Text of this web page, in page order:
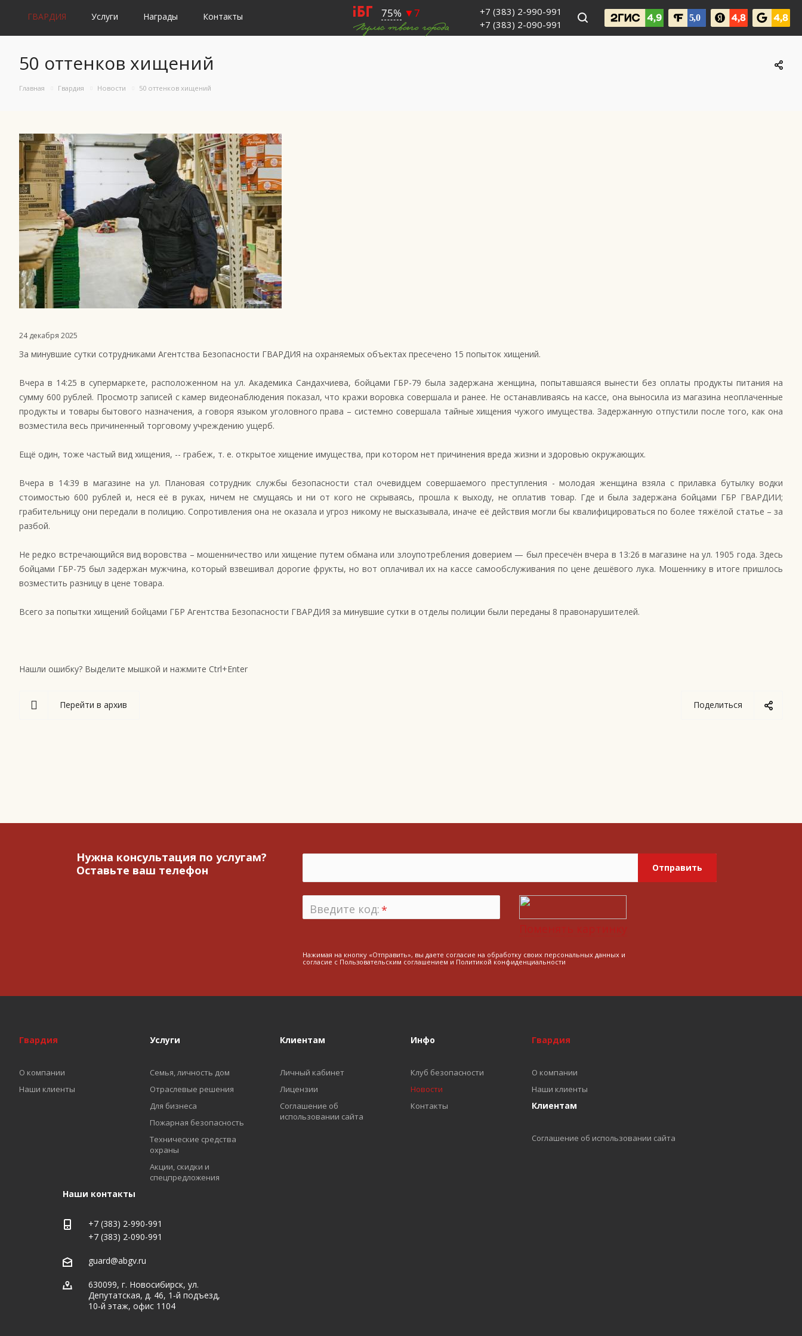
ГВАРДИЯ Услуги Награды Контакты
+7 (383) 2-990-991
+7 (383) 2-090-991
50 оттенков хищений
Главная Гвардия Новости 50 оттенков хищений
24 декабря 2025
За минувшие сутки сотрудниками Агентства Безопасности ГВАРДИЯ на охраняемых объектах пресечено 15 попыток хищений.
Вчера в 14:25 в супермаркете, расположенном на ул. Академика Сандахчиева, бойцами ГБР-79 была задержана женщина, попытавшаяся вынести без оплаты продукты питания на
сумму 600 рублей. Просмотр записей с камер видеонаблюдения показал, что кражи воровка совершала и ранее. Не останавливаясь на кассе, она выносила из магазина неоплаченные
продукты и товары бытового назначения, а говоря языком уголовного права – системно совершала тайные хищения чужого имущества. Задержанную отпустили после того, как она
возместила весь причиненный торговому учреждению ущерб.
Ещё один, тоже частый вид хищения, -- грабеж, т. е. открытое хищение имущества, при котором нет причинения вреда жизни и здоровью окружающих.
Вчера в 14:39 в магазине на ул. Плановая сотрудник службы безопасности стал очевидцем совершаемого преступления - молодая женщина взяла с прилавка бутылку водки
стоимостью 600 рублей и, неся её в руках, ничем не смущаясь и ни от кого не скрываясь, прошла к выходу, не оплатив товар. Где и была задержана бойцами ГБР ГВАРДИИ;
грабительницу они передали в полицию. Сопротивления она не оказала и угроз никому не высказывала, иначе её действия могли бы квалифицироваться по более тяжёлой статье – за
разбой.
Не редко встречающийся вид воровства – мошенничество или хищение путем обмана или злоупотребления доверием — был пресечён вчера в 13:26 в магазине на ул. 1905 года. Здесь
бойцами ГБР-75 был задержан мужчина, который взвешивал дорогие фрукты, но вот оплачивал их на кассе самообслуживания по цене дешёвого лука. Мошеннику в итоге пришлось
возместить разницу в цене товара.
Всего за попытки хищений бойцами ГБР Агентства Безопасности ГВАРДИЯ за минувшие сутки в отделы полиции были переданы 8 правонарушителей.
Нашли ошибку? Выделите мышкой и нажмите Ctrl+Enter
Поделиться
Перейти в архив
Нужна консультация по услугам?
Оставьте ваш телефон
Отправить
Введите код:*
Поменять картинку
Нажимая на кнопку «Отправить», вы даете согласие на обработку своих персональных данных и
согласие с Пользовательским соглашением и Политикой конфиденциальности
Гвардия
О компании
Наши клиенты
Услуги
Семья, личность дом
Отраслевые решения
Для бизнеса
Пожарная безопасность
Технические средства
охраны
Акции, скидки и
спецпредложения
Клиентам
Личный кабинет
Лицензии
Соглашение об
использовании сайта
Инфо
Клуб безопасности
Новости
Контакты
Гвардия
О компании
Наши клиенты
Клиентам
Соглашение об использовании сайта
Наши контакты
+7 (383) 2-990-991
+7 (383) 2-090-991
guard@abgv.ru
630099, г. Новосибирск, ул.
Депутатская, д. 46, 1‑й подъезд,
10‑й этаж, офис 1104